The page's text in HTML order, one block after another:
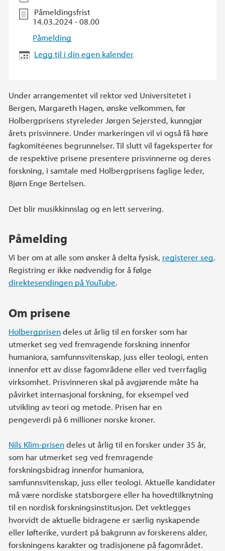
Påmeldingsfrist
14.03.2024 - 08.00
Påmelding
Legg til i din egen kalender
Under arrangementet vil rektor ved Universitetet i
Bergen, Margareth Hagen, ønske velkommen, før
Holbergprisens styreleder Jørgen Sejersted, kunngjør
årets prisvinnere. Under markeringen vil vi også få høre
fagkomitéenes begrunnelser. Til slutt vil fageksperter for
de respektive prisene presentere prisvinnerne og deres
forskning, i samtale med Holbergprisens faglige leder,
Bjørn Enge Bertelsen.
Det blir musikkinnslag og en lett servering.
Påmelding
Vi ber om at alle som ønsker å delta fysisk, registerer seg.
Registring er ikke nødvendig for å følge
direktesendingen på YouTube.
Om prisene
Holbergprisendeles ut årlig til en forsker som har
utmerket seg ved fremragende forskning innenfor
humaniora, samfunnsvitenskap, juss eller teologi, enten
innenfor ett av disse fagområdene eller ved tverrfaglig
virksomhet. Prisvinneren skal på avgjørende måte ha
påvirket internasjonal forskning, for eksempel ved
utvikling av teori og metode. Prisen har en
pengeverdi på 6 millioner norske kroner.
Nils Klim-prisendeles ut årlig til en forsker under 35 år,
som har utmerket seg ved fremragende
forskningsbidrag innenfor humaniora,
samfunnsvitenskap, juss eller teologi. Aktuelle kandidater
må være nordiske statsborgere eller ha hovedtilknytning
til en nordisk forskningsinstitusjon. Det vektlegges
hvorvidt de aktuelle bidragene er særlig nyskapende
eller løfterike, vurdert på bakgrunn av forskerens alder,
forskningens karakter og tradisjonene på fagområdet.